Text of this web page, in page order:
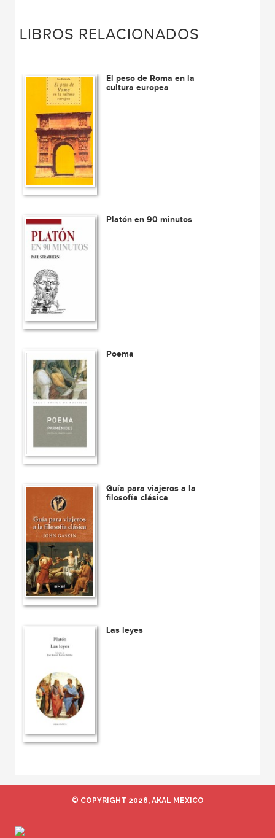
LIBROS RELACIONADOS
El peso de Roma en la
cultura europea
Platón en 90 minutos
Poema
Guía para viajeros a la
filosofía clásica
Las leyes
© COPYRIGHT 2026, AKAL MEXICO